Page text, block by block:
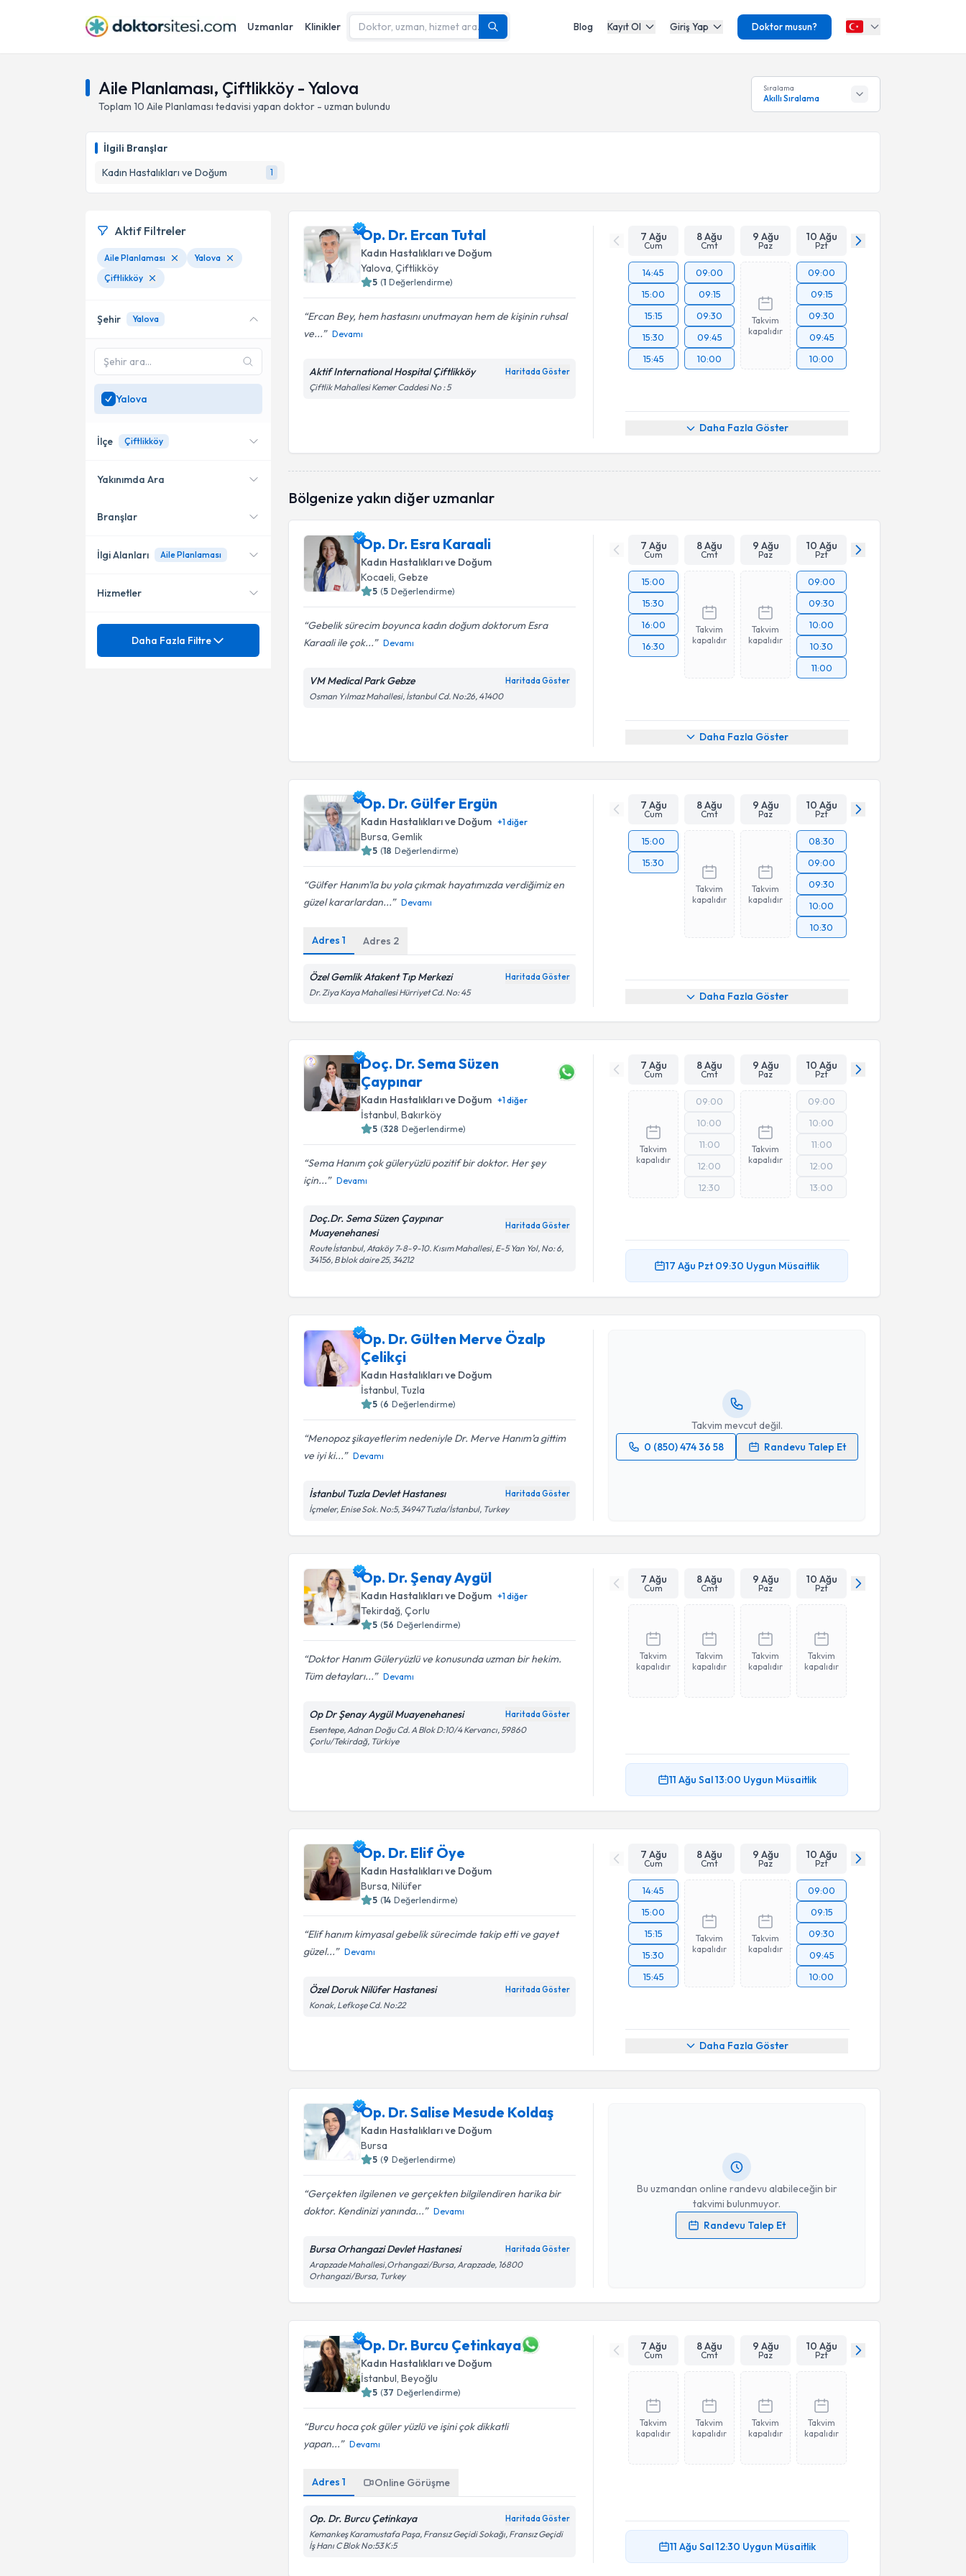
Uzmanlar Klinikler Blog Kayıt Ol Giriş Yap Doktor musun?
Aile Planlaması, Çiftlikköy - Yalova
Toplam 10 Aile Planlaması tedavisi yapan doktor - uzman bulundu
Sıralama
Akıllı Sıralama
İlgili Branşlar
Kadın Hastalıkları ve Doğum
1
Op. Dr. Ercan Tutal
Kadın Hastalıkları ve Doğum
Yalova, Çiftlikköy
5 (1 Değerlendirme)
Ercan Bey, hem hastasını unutmayan hem de kişinin ruhsal
ve...
Devamı
Aktif International Hospital Çiftlikköy Haritada Göster
Çiftlik Mahallesi Kemer Caddesi No : 5
7 Ağu
Cum
8 Ağu
Cmt
9 Ağu
Paz
10 Ağu
Pzt
14:45
15:00
15:15
15:30
15:45
09:00
09:15
09:30
09:45
10:00
Takvim
kapalıdır
09:00
09:15
09:30
09:45
10:00
Daha Fazla Göster
Bölgenize yakın diğer uzmanlar
Op. Dr. Esra Karaali
Kadın Hastalıkları ve Doğum
Kocaeli , Gebze
5 (5 Değerlendirme)
Gebelik sürecim boyunca kadın doğum doktorum Esra
Karaali ile çok...
Devamı
VM Medical Park Gebze Haritada Göster
Osman Yılmaz Mahallesi, İstanbul Cd. No:26, 41400
7 Ağu
Cum
8 Ağu
Cmt
9 Ağu
Paz
10 Ağu
Pzt
15:00
15:30
16:00
16:30
Takvim
kapalıdır
Takvim
kapalıdır
09:00
09:30
10:00
10:30
11:00
Daha Fazla Göster
Op. Dr. Gülfer Ergün
Kadın Hastalıkları ve Doğum +1diğer
Bursa, Gemlik
5 (18 Değerlendirme)
Gülfer Hanım'la bu yola çıkmak hayatımızda verdiğimiz en
güzel kararlardan...
Devamı
Adres1 Adres 2
Özel Gemlik Atakent Tıp Merkezi Haritada Göster
Dr. Ziya Kaya Mahallesi Hürriyet Cd. No: 45
7 Ağu
Cum
8 Ağu
Cmt
9 Ağu
Paz
10 Ağu
Pzt
15:00
15:30
Takvim
kapalıdır
Takvim
kapalıdır
08:30
09:00
09:30
10:00
10:30
Daha Fazla Göster
Doç. Dr. Sema Süzen
Çaypınar
Kadın Hastalıkları ve Doğum +1diğer
İstanbul , Bakırköy
5 (328 Değerlendirme)
Sema Hanım çok güleryüzlü pozitif bir doktor. Her şey
için...
Devamı
Doç.Dr. Sema Süzen Çaypınar
Muayenehanesi
Haritada Göster
Route İstanbul, Ataköy 7-8-9-10. Kısım Mahallesi, E-5 Yan Yol, No: 6,
34156, B blok daire 25, 34212
7 Ağu
Cum
8 Ağu
Cmt
9 Ağu
Paz
10 Ağu
Pzt
Takvim
kapalıdır
09:00
10:00
11:00
12:00
12:30
Takvim
kapalıdır
09:00
10:00
11:00
12:00
13:00
17 Ağu Pzt 09:30 Uygun Müsaitlik
Op. Dr. Gülten Merve Özalp
Çelikçi
Kadın Hastalıkları ve Doğum
İstanbul , Tuzla
5 (6 Değerlendirme)
Menopoz şikayetlerim nedeniyle Dr. Merve Hanım’a gittim
ve iyi ki...
Devamı
İstanbul Tuzla Devlet Hastanesı Haritada Göster
İçmeler, Enise Sok. No:5, 34947 Tuzla/İstanbul, Turkey
Takvim mevcut değil.
0 (850) 474 36 58
Randevu Talep Et
Randevu Takvimi Talebi
Op. Dr. Şenay Aygül
Kadın Hastalıkları ve Doğum +1diğer
Tekirdağ , Çorlu
5 (56 Değerlendirme)
Doktor Hanım Güleryüzlü ve konusunda uzman bir hekim.
Tüm detayları...
Devamı
Op Dr Şenay Aygül Muayenehanesi Haritada Göster
Esentepe, Adnan Doğu Cd. A Blok D:10/4 Kervancı, 59860
Çorlu/Tekirdağ, Türkiye
7 Ağu
Cum
8 Ağu
Cmt
9 Ağu
Paz
10 Ağu
Pzt
Takvim
kapalıdır
Takvim
kapalıdır
Takvim
kapalıdır
Takvim
kapalıdır
11 Ağu Sal13:00 Uygun Müsaitlik
Op. Dr. Elif Öye
Kadın Hastalıkları ve Doğum
Bursa , Nilüfer
5 (14 Değerlendirme)
Elif hanım kimyasal gebelik sürecimde takip etti ve gayet
güzel...
Devamı
Özel Doruk Nilüfer Hastanesi Haritada Göster
Konak, Lefkoşe Cd. No:22
7 Ağu
Cum
8 Ağu
Cmt
9 Ağu
Paz
10 Ağu
Pzt
14:45
15:00
15:15
15:30
15:45
Takvim
kapalıdır
Takvim
kapalıdır
09:00
09:15
09:30
09:45
10:00
Daha Fazla Göster
Op. Dr. Salise Mesude Koldaş
Kadın Hastalıkları ve Doğum
Bursa
5 (9 Değerlendirme)
Gerçekten ilgilenen ve gerçekten bilgilendiren harika bir
doktor. Kendinizi yanında...
Devamı
Bursa Orhangazi Devlet Hastanesi Haritada Göster
Arapzade Mahallesi,Orhangazi/Bursa, Arapzade, 16800
Orhangazi/Bursa, Turkey
Bu uzmandan online randevu alabileceğin bir
takvimi bulunmuyor.
Randevu Talep Et
Kişisel verilerimin işlenmesine ilişkinAydınlatma Metni
Op. Dr. Burcu Çetinkaya
Kadın Hastalıkları ve Doğum
İstanbul, Beyoğlu
5 (37 Değerlendirme)
Burcu hoca çok güler yüzlü ve işini çok dikkatli
yapan...
Devamı
Adres1 Online Görüşme
Op. Dr. Burcu Çetinkaya Haritada Göster
Kemankeş Karamustafa Paşa, Fransız Geçidi Sokağı, Fransız Geçidi
İş Hanı C Blok No:53 K:5
7 Ağu
Cum
8 Ağu
Cmt
9 Ağu
Paz
10 Ağu
Pzt
Takvim
kapalıdır
Takvim
kapalıdır
Takvim
kapalıdır
Takvim
kapalıdır
11 Ağu Sal12:30 Uygun Müsaitlik
Aktif Filtreler
Aile Planlaması
Yalova
Çiftlikköy
Şehir Yalova
Yalova
İlçe Çiftlikköy
Çiftlikköy
Yakınımda Ara
Konumuma yakın uzmanları
Branşlar
Kadın Hastalıkları ve Doğum
İlgi Alanları Aile Planlaması
Adet bozukluğu
Hizmetler
Mezuniyet
Daha Fazla Filtre